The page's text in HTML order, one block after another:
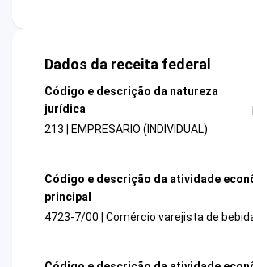
Dados da receita federal
Código e descrição da natureza
jurídica
213 | EMPRESARIO (INDIVIDUAL)
Código e descrição da atividade
principal
4723-7/00 | Comércio varejista de